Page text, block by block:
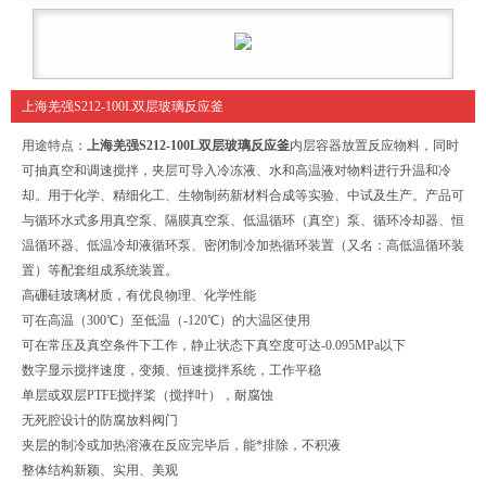
上海羌强S212-100L双层玻璃反应釜
用途特点： 上海羌强S212-100L双层玻璃反应釜内层容器放置反应物料，同时
可抽真空和调速搅拌，夹层可导入冷冻液、水和高温液对物料进行升温和冷
却。用于化学、精细化工、生物制药新材料合成等实验、中试及生产。产品可
与循环水式多用真空泵、隔膜真空泵、低温循环（真空）泵、循环冷却器、恒
温循环器、低温冷却液循环泵、密闭制冷加热循环装置（又名：高低温循环装
置）等配套组成系统装置。
高硼硅玻璃材质，有优良物理、化学性能
可在高温（300℃）至低温（-120℃）的大温区使用
可在常压及真空条件下工作，静止状态下真空度可达-0.095MPa以下
数字显示搅拌速度，变频、恒速搅拌系统，工作平稳
单层或双层PTFE搅拌桨（搅拌叶），耐腐蚀
无死腔设计的防腐放料阀门
夹层的制冷或加热溶液在反应完毕后，能*排除，不积液
整体结构新颖、实用、美观